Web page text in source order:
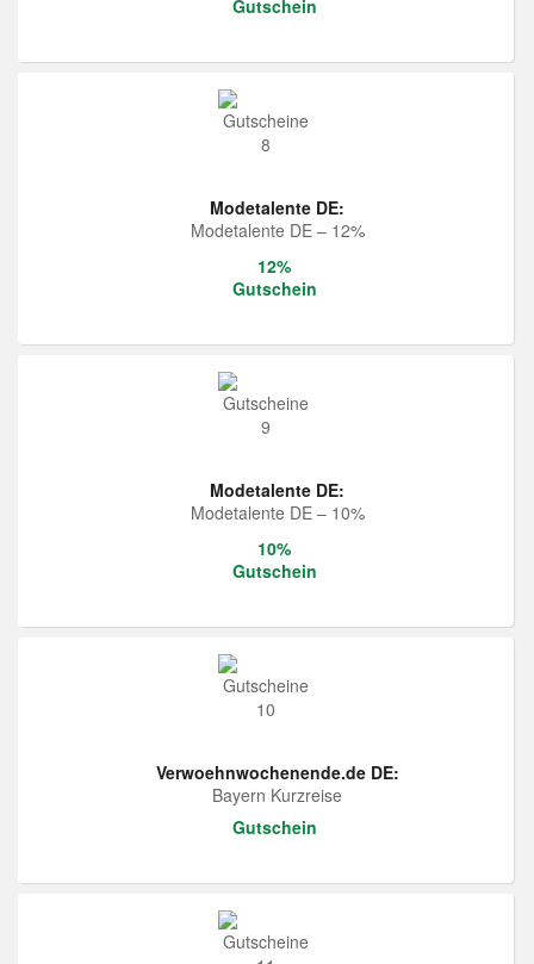
Gutschein
Modetalente DE:
Modetalente DE – 12%
12%
Gutschein
Modetalente DE:
Modetalente DE – 10%
10%
Gutschein
Verwoehnwochenende.de DE:
Bayern Kurzreise
Gutschein